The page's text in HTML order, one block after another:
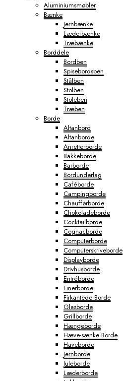
Aluminiumsmøbler
Bænke
Jernbænke
Læderbænke
Træbænke
Borddele
Bordben
Spisebordsben
Stålben
Stolben
Stoleben
Træben
Borde
Altanbord
Altanborde
Anretterborde
Bakkeborde
Barborde
Bordunderlag
Caféborde
Campingborde
Chaufførborde
Chokoladeborde
Cocktailborde
Cognacborde
Computerborde
Computerskriveborde
Displayborde
Drivhusborde
Entréborde
Finerborde
Firkantede Borde
Glasborde
Grillborde
Hængeborde
Hæve-sænke Borde
Haveborde
Jernborde
Juleborde
Læderborde